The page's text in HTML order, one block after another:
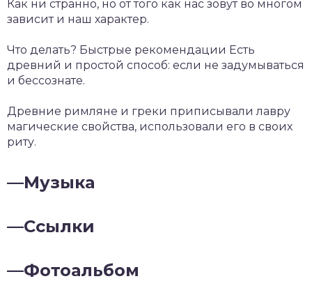
Как ни странно, но от того как нас зовут во многом
зависит и наш характер.
Что делать? Быстрые рекомендации Есть
древний и простой способ: если не задумываться
и бессознате.
Древние римляне и греки приписывали лавру
магические свойства, использовали его в своих
риту.
—Музыка
—Ссылки
—Фотоальбом